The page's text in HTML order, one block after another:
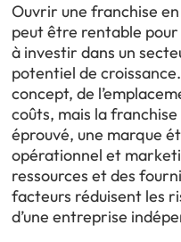
Ouvrir une franchise
peut être rentable
à investir dans un
potentiel de
concept, de
coûts, mais la
éprouvé, une marque
opérationnel et
ressources et des
facteurs réduisent les
d’une entreprise